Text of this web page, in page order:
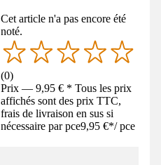
Cet article n'a pas encore été
noté.
(0)
Prix — 9,95 € * Tous les prix
affichés sont des prix TTC,
frais de livraison en sus si
nécessaire par pce9,95 €*/ pce